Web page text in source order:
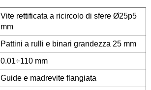
Vite rettificata a ricircolo di sfere Ø25p5
mm
Pattini a rulli e binari grandezza 25 mm
0.01÷110 mm
Guide e madrevite flangiata